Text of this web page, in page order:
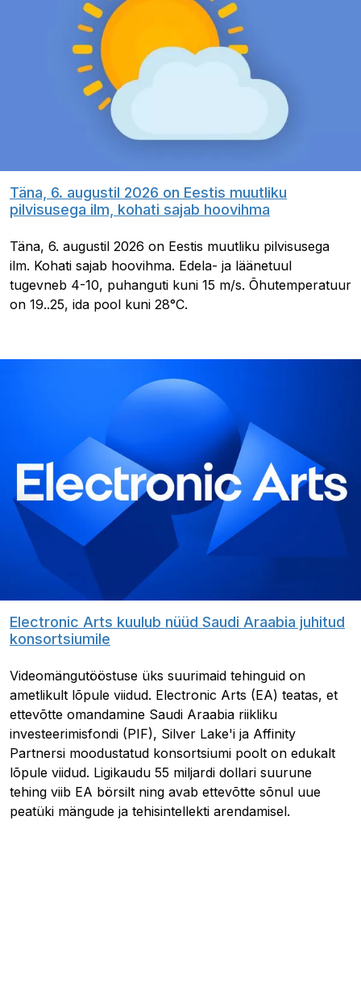
Täna, 6. augustil 2026 on Eestis muutliku
pilvisusega ilm, kohati sajab hoovihma
Täna, 6. augustil 2026 on Eestis muutliku pilvisusega
ilm. Kohati sajab hoovihma. Edela- ja läänetuul
tugevneb 4-10, puhanguti kuni 15 m/s. Õhutemperatuur
on 19..25, ida pool kuni 28°C.
Electronic Arts kuulub nüüd Saudi Araabia juhitud
konsortsiumile
Videomängutööstuse üks suurimaid tehinguid on
ametlikult lõpule viidud. Electronic Arts (EA) teatas, et
ettevõtte omandamine Saudi Araabia riikliku
investeerimisfondi (PIF), Silver Lake'i ja Affinity
Partnersi moodustatud konsortsiumi poolt on edukalt
lõpule viidud. Ligikaudu 55 miljardi dollari suurune
tehing viib EA börsilt ning avab ettevõtte sõnul uue
peatüki mängude ja tehisintellekti arendamisel.